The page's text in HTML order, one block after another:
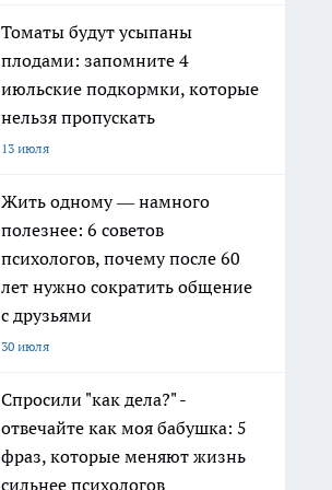
Томаты будут усыпаны
плодами: запомните 4
июльские подкормки, которые
нельзя пропускать
13 июля
Жить одному — намного
полезнее: 6 советов
психологов, почему после 60
лет нужно сократить общение
с друзьями
30 июля
Спросили "как дела?" -
отвечайте как моя бабушка: 5
фраз, которые меняют жизнь
сильнее психологов